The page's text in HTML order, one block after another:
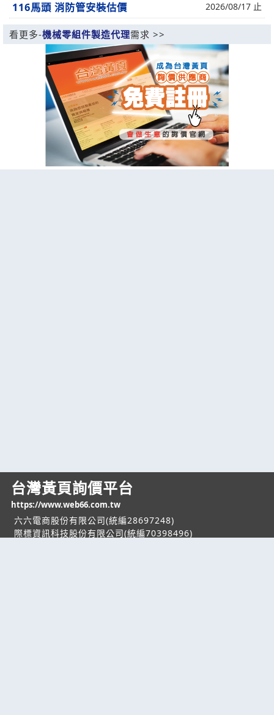
116馬頭 消防管安裝估價 2026/08/17 止
看更多-機械零組件製造代理需求 >>
台灣黃頁詢價平台
https://www.web66.com.tw
六六電商股份有限公司(統編28697248)
際標資訊科技股份有限公司(統編70398496)